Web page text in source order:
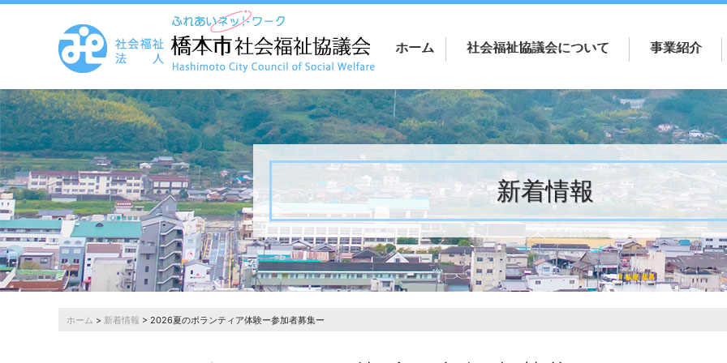
ホーム 社会福祉協議会について 事業紹介
新着情報
ホーム > 新着情報 > 2026夏のボランティア体験ー参加者募集ー